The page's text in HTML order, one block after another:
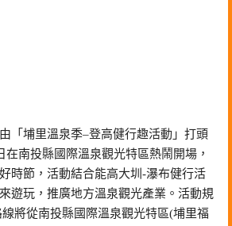
「埔里溫泉季–登高健行趣活動」打頭
在南投縣國際溫泉觀光特區熱鬧開場，
時節，活動結合能高大圳-瀑布健行活
遊玩，推廣地方溫泉觀光產業。活動規
將從南投縣國際溫泉觀光特區(埔里福